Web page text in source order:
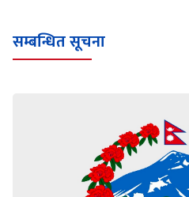
सम्बन्धित सूचना